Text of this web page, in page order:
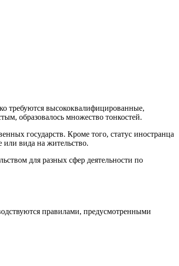
требуются высококвалифицированные,
образовалось множество тонкостей.
государств. Кроме того, статус иностранца
или вида на жительство.
для разных сфер деятельности по
правилами, предусмотренными